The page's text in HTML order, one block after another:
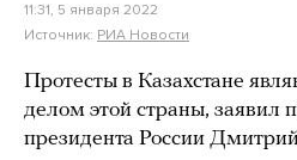
11:31, 5 января 2022
Источник: РИА Новости
Протесты в Казахстане
делом этой страны, заявил
президента России